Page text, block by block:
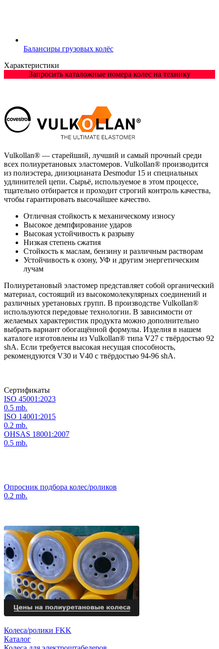
Балансиры грузовых колёс
Характеристики
Запросить каталожные номера колес на технику
Vulkollan® — старейший, лучший и самый прочный среди
всех полиуретановых эластомеров. Vulkollan® производится
из полиэстера, диизоцианата Desmodur 15 и специальных
удлинителей цепи. Сырьё, используемое в этом процессе,
тщательно отбирается и проходит строгий контроль качества,
чтобы гарантировать высочайшее качество.
Отличная стойкость к механическому износу
Высокое демпфирование ударов
Высокая устойчивость к разрыву
Низкая степень сжатия
Стойкость к маслам, бензину и различным растворам
Устойчивость к озону, УФ и другим энергетическим
лучам
Полиуретановый эластомер представляет собой органический
материал, состоящий из высокомолекулярных соединений и
различных уретановых групп. В производстве Vulkollan®
используются передовые технологии. В зависимости от
желаемых характеристик продукта можно дополнительно
выбрать вариант обогащённой формулы. Изделия в нашем
каталоге изготовлены из Vulkollan® типа V27 с твёрдостью 92
shA. Если требуется высокая несущая способность,
рекомендуются V30 и V40 с твёрдостью 94-96 shA.
Сертификаты
ISO 45001:2023
0.5 mb.
ISO 14001:2015
0.2 mb.
OHSAS 18001:2007
0.5 mb.
Опросник подбора колес/роликов
0.2 mb.
Колеса/ролики FKK
Каталог